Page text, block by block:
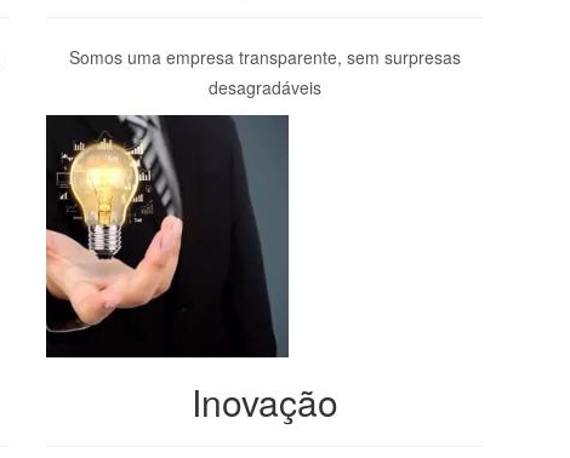
Somos uma empresa transparente, sem surpresas
desagradáveis
Inovação